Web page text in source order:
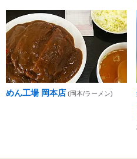
めん工場 岡本店 (岡本/ラーメン)